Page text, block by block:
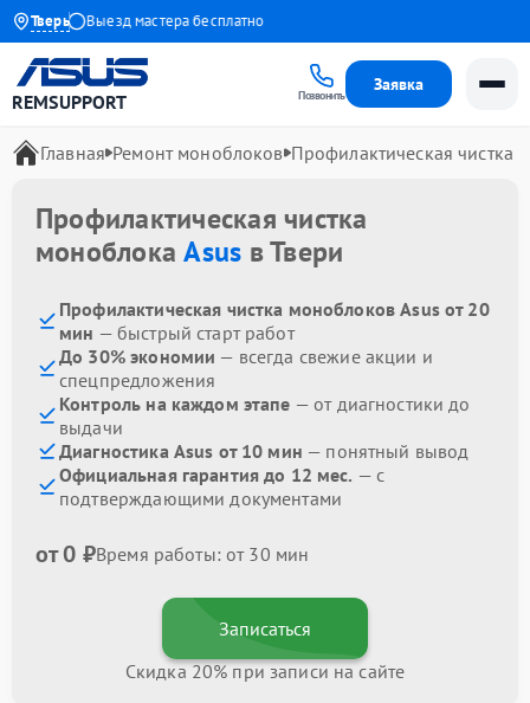
Тверь
года Выезд мастера бесплатно
REMSUPPORT Позвонить
Заявка
Главная Ремонт моноблоков Профилактическая чистка
Профилактическая чистка
моноблокаAsus в Твери
Профилактическая чистка моноблоков Asus от 20
мин — быстрый старт работ
До 30% экономии — всегда свежие акции и
спецпредложения
Контроль на каждом этапе — от диагностики до
выдачи
Диагностика Asus от 10 мин — понятный вывод
Официальная гарантия до 12 мес. — с
подтверждающими документами
от 0 ₽Время работы: от 30 мин
Записаться
Скидка 20% при записи на сайте